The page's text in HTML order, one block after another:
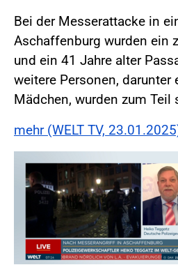
Bei der Messerattacke in
Aschaffenburg wurden ein
und ein 41 Jahre alter
weitere Personen, darunter
Mädchen, wurden zum Teil
mehr (WELT TV,